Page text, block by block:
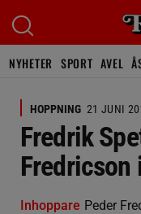
NYHETER SPORT AVEL
HOPPNING 21 JUNI
Fredrik
Fredricson
Inhoppare Peder